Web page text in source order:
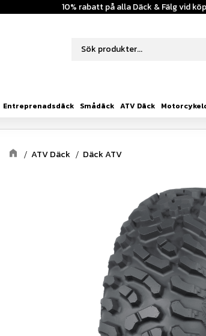
10% rabatt på alla Däck & Fälg vid
Entreprenadsdäck Smådäck ATV Däck
ATV Däck Däck ATV